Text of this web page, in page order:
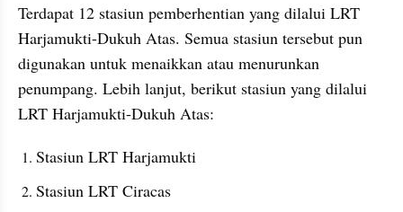
Terdapat 12 stasiun pemberhentian yang dilalui LRT
Harjamukti-Dukuh Atas. Semua stasiun tersebut pun
digunakan untuk menaikkan atau menurunkan
penumpang. Lebih lanjut, berikut stasiun yang dilalui
LRT Harjamukti-Dukuh Atas:
Stasiun LRT Harjamukti
Stasiun LRT Ciracas